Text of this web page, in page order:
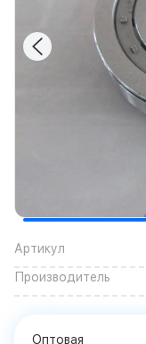
Артикул
Производитель
Оптовая